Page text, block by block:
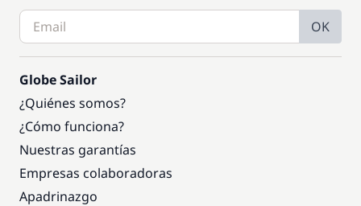
OK
Globe Sailor
¿Quiénes somos?
¿Cómo funciona?
Nuestras garantías
Empresas colaboradoras
Apadrinazgo